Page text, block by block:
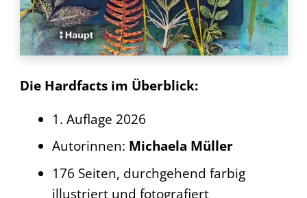
Die Hardfacts im Überblick:
1. Auflage 2026
Autorinnen: Michaela Müller
176 Seiten, durchgehend farbig
illustriert und fotografiert